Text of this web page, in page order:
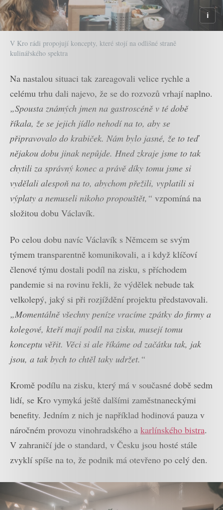
V Kro rádi propojují koncepty, které stojí na odlišné straně
kulinářského spektra
Na nastalou situaci tak zareagovali velice rychle a
celému trhu dali najevo, že se do rozvozů vrhají naplno.
„Spousta známých jmen na gastroscéně v té době
říkala, že se jejich jídlo nehodí na to, aby se
připravovalo do krabiček. Nám bylo jasné, že to teď
nějakou dobu jinak nepůjde. Hned zkraje jsme to tak
chytili za správný konec a právě díky tomu jsme si
vydělali alespoň na to, abychom přežili, vyplatili si
výplaty a nemuseli nikoho propouštět,“ vzpomíná na
složitou dobu Václavík.
Po celou dobu navíc Václavík s Němcem se svým
týmem transparentně komunikovali, a i když klíčoví
členové týmu dostali podíl na zisku, s příchodem
pandemie si na rovinu řekli, že výdělek nebude tak
velkolepý, jaký si při rozjíždění projektu představovali.
„Momentálně všechny peníze vracíme zpátky do firmy a
kolegové, kteří mají podíl na zisku, musejí tomu
konceptu věřit. Věci si ale říkáme od začátku tak, jak
jsou, a tak bych to chtěl taky udržet.“
Kromě podílu na zisku, který má v současné době sedm
lidí, se Kro vymyká ještě dalšími zaměstnaneckými
benefity. Jedním z nich je například hodinová pauza v
náročném provozu vinohradského a karlínského bistra.
V zahraničí jde o standard, v Česku jsou hosté stále
zvyklí spíše na to, že podnik má otevřeno po celý den.